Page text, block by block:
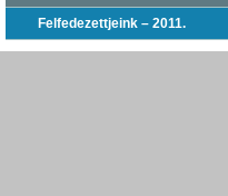
Felfedezettjeink – 2011.